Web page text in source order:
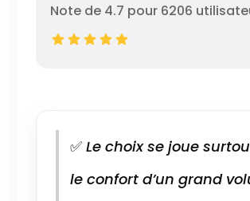
Note de 4.7 pour 6206
✅Le choix se joue
le confort d’un grand